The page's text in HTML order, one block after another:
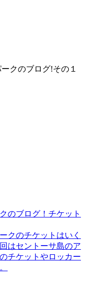
クのブログ!その１
のブログ！チケット
クのチケットはいく
はセントーサ島のア
チケットやロッカー